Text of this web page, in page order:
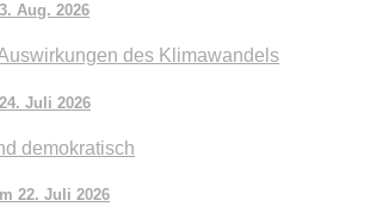
Aug. 2026
des Klimawandels
Juli 2026
demokratisch
22. Juli 2026